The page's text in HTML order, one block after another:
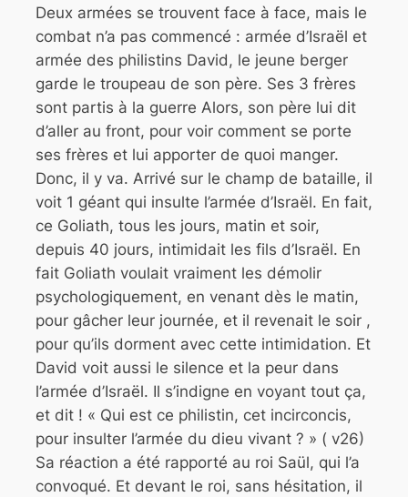
Deux armées se trouvent face à face, mais le
combat n’a pas commencé : armée d’Israël et
armée des philistins David, le jeune berger
garde le troupeau de son père. Ses 3 frères
sont partis à la guerre Alors, son père lui dit
d’aller au front, pour voir comment se porte
ses frères et lui apporter de quoi manger.
Donc, il y va. Arrivé sur le champ de bataille, il
voit 1 géant qui insulte l’armée d’Israël. En fait,
ce Goliath, tous les jours, matin et soir,
depuis 40 jours, intimidait les fils d’Israël. En
fait Goliath voulait vraiment les démolir
psychologiquement, en venant dès le matin,
pour gâcher leur journée, et il revenait le soir ,
pour qu’ils dorment avec cette intimidation. Et
David voit aussi le silence et la peur dans
l’armée d’Israël. Il s’indigne en voyant tout ça,
et dit ! « Qui est ce philistin, cet incirconcis,
pour insulter l’armée du dieu vivant ? » ( v26)
Sa réaction a été rapporté au roi Saül, qui l’a
convoqué. Et devant le roi, sans hésitation, il